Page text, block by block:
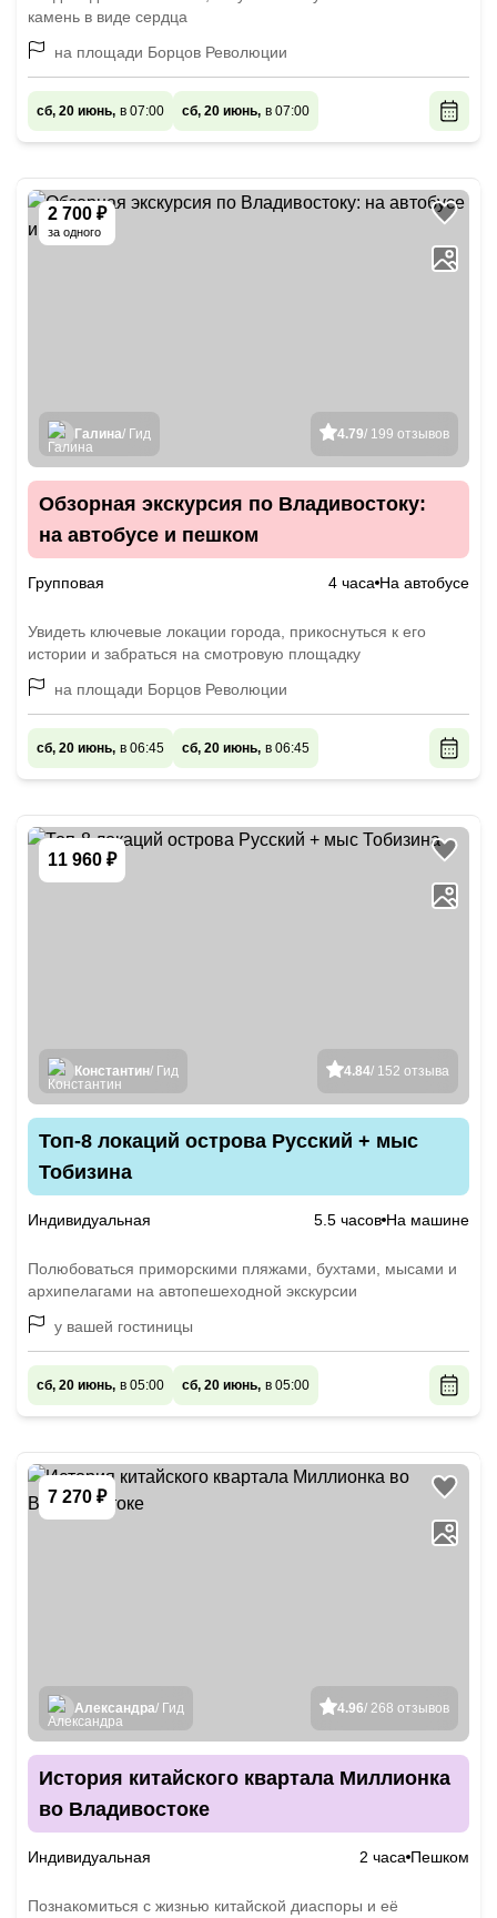
камень в виде сердца
на площади Борцов Революции
сб, 20 июнь, в 07:00 сб, 20 июнь, в 07:00
2 700 ₽
за одного
4.79/ 199 отзывов
Галина/ Гид
Обзорная экскурсия по Владивостоку:
на автобусе и пешком
Групповая 4 часа На автобусе
Увидеть ключевые локации города, прикоснуться к его
истории и забраться на смотровую площадку
на площади Борцов Революции
сб, 20 июнь, в 06:45 сб, 20 июнь, в 06:45
11 960 ₽
4.84/ 152 отзыва
Константин/ Гид
Топ-8 локаций острова Русский + мыс
Тобизина
Индивидуальная 5.5 часов На машине
Полюбоваться приморскими пляжами, бухтами, мысами и
архипелагами на автопешеходной экскурсии
у вашей гостиницы
сб, 20 июнь, в 05:00 сб, 20 июнь, в 05:00
7 270 ₽
4.96/ 268 отзывов
Александра/ Гид
История китайского квартала Миллионка
во Владивостоке
Индивидуальная 2 часа Пешком
Познакомиться с жизнью китайской диаспоры и её